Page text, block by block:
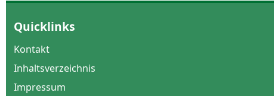
Quicklinks
Kontakt
Inhaltsverzeichnis
Impressum